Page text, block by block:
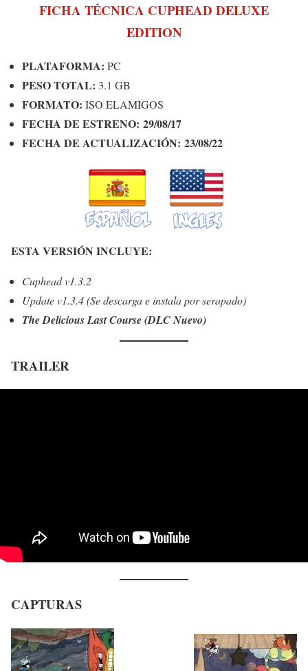
FICHA TÉCNICA CUPHEAD DELUXE
EDITION
PLATAFORMA: PC
PESO TOTAL: 3.1 GB
FORMATO: ISO ELAMIGOS
FECHA DE ESTRENO: 29/08/17
FECHA DE ACTUALIZACIÓN: 23/08/22
ESTA VERSIÓN INCLUYE:
Cuphead v1.3.2
Update v1.3.4 (Se descarga e instala por serapado)
The Delicious Last Course (DLC Nuevo)
TRAILER
CAPTURAS